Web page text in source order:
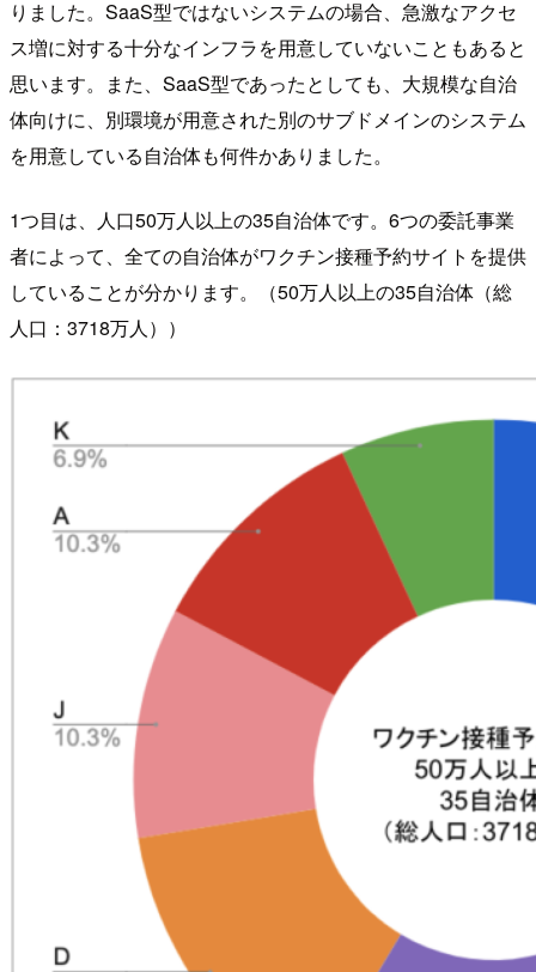
りました。SaaS型ではないシステムの場合、急激なアクセ
ス増に対する十分なインフラを用意していないこともあると
思います。また、SaaS型であったとしても、大規模な自治
体向けに、別環境が用意された別のサブドメインのシステム
を用意している自治体も何件かありました。
1つ目は、人口50万人以上の35自治体です。6つの委託事業
者によって、全ての自治体がワクチン接種予約サイトを提供
していることが分かります。（50万人以上の35自治体（総
人口：3718万人））